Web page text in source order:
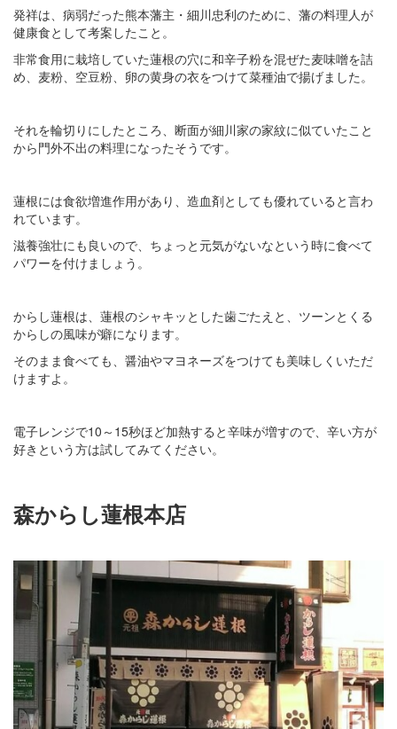
発祥は、病弱だった熊本藩主・細川忠利のために、藩の料理人が
健康食として考案したこと。
非常食用に栽培していた蓮根の穴に和辛子粉を混ぜた麦味噌を詰
め、麦粉、空豆粉、卵の黄身の衣をつけて菜種油で揚げました。
それを輪切りにしたところ、断面が細川家の家紋に似ていたこと
から門外不出の料理になったそうです。
蓮根には食欲増進作用があり、造血剤としても優れていると言わ
れています。
滋養強壮にも良いので、ちょっと元気がないなという時に食べて
パワーを付けましょう。
からし蓮根は、蓮根のシャキッとした歯ごたえと、ツーンとくる
からしの風味が癖になります。
そのまま食べても、醤油やマヨネーズをつけても美味しくいただ
けますよ。
電子レンジで10～15秒ほど加熱すると辛味が増すので、辛い方が
好きという方は試してみてください。
森からし蓮根本店